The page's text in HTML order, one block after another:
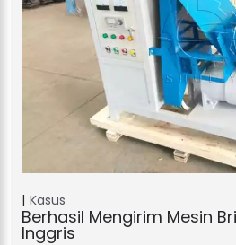
Kasus
Berhasil Mengirim Mesin
Inggris